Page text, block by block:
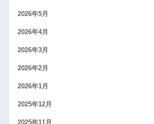
2026年5月
2026年4月
2026年3月
2026年2月
2026年1月
2025年12月
2025年11月